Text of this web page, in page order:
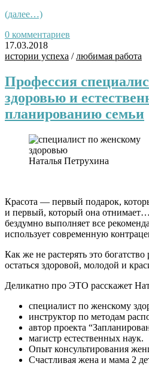
(далее…)
0 комментариев
17.03.2018
истории успеха /любимая работа
Профессия
здоровью и
планированию семьи
Наталья Петрухина
Красота — первый подарок,
и первый, который она
бездумно выполняет все
использует современную
Как же не растерять это
остаться здоровой, молодой и
Деликатно про ЭТО расскажет
специалист по женскому
инструктор по методам
автор проекта
магистр естественных наук.
Опыт консультирования
Счастливая жена и мама 2